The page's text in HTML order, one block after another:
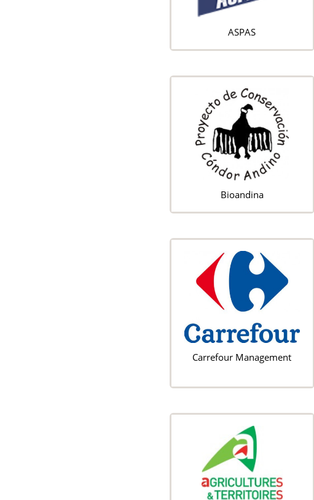
ASPAS
Bioandina
Carrefour Management